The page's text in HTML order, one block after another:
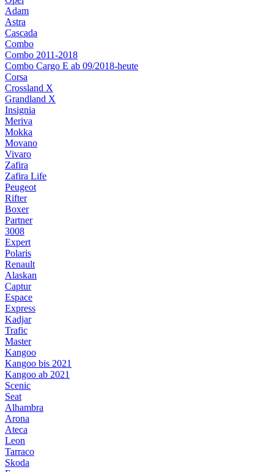
Adam
Astra
Cascada
Combo
Combo 2011-2018
Combo Cargo E ab 09/2018-heute
Corsa
Crossland X
Grandland X
Insignia
Meriva
Mokka
Movano
Vivaro
Zafira
Zafira Life
Peugeot
Rifter
Boxer
Partner
3008
Expert
Polaris
Renault
Alaskan
Captur
Espace
Express
Kadjar
Trafic
Master
Kangoo
Kangoo bis 2021
Kangoo ab 2021
Scenic
Seat
Alhambra
Arona
Ateca
Leon
Tarraco
Skoda